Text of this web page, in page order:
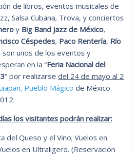
de libros, eventos musicales de
Salsa Cubana, Trova, y conciertos
y Big Band Jazz de México,
Céspedes, Paco Rentería, Río
son unos de los eventos y
en la “Feria Nacional del
” por realizarsedel 24 de mayo al 2
Pueblo Mágicode México
los visitantes podrán realizar:
del Queso y el Vino; Vuelos en
en Ultraligero. (Reservación